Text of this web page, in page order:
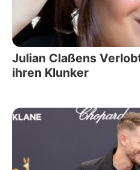
Julian Claßens
ihren Klunker